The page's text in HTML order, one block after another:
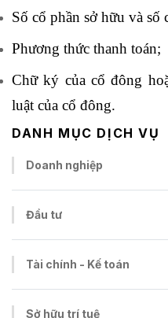
DANH MỤC DỊCH VỤ
Doanh nghiệp
Đầu tư
Tài chính - Kế toán
Sở hữu trí tuệ
Số cổ phần sở hữu và số
Phương thức thanh toán;
Chữ ký của cổ đông
luật của cổ đông.